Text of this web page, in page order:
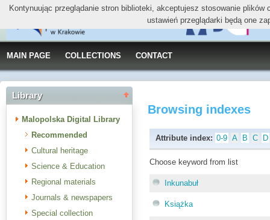
MAIN PAGE COLLECTIONS CONTACT
Library
Malopolska Digital Library
Recommended
Cultural heritage
Science & Education
Regional materials
Journals & newspapers
Special collection
Browsing indexes
Attribute index: 0-9 A B C D
Choose keyword from list
Inkunabuł
Książka
Kontynuując przeglądanie stron biblioteki, akceptujesz stosowanie
ustawień przeglądarki będą one